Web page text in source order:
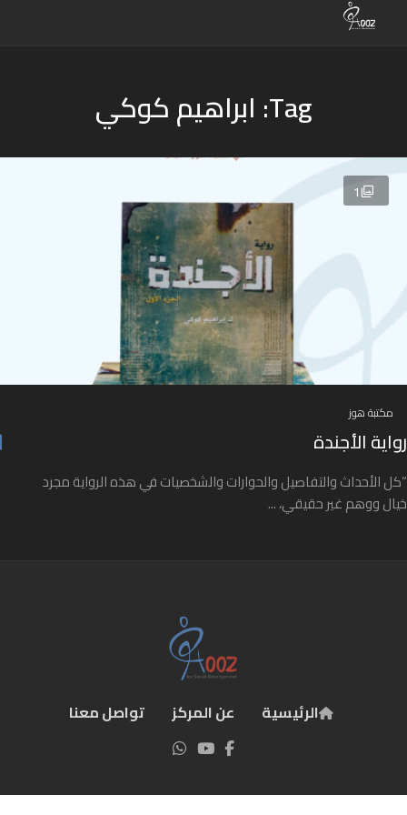
Tag: ابراهيم كوكي
1
مكتبة هوز
رواية الأجندة
“كل الأحداث والتفاصيل والحوارات والشخصيات في هذه الرواية مجرد
خيال ووهم غير حقيقي، ...
الرئيسية عن المركز تواصل معنا